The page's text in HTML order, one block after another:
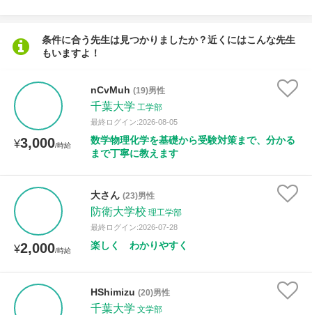
条件に合う先生は見つかりましたか？近くにはこんな先生
もいますよ！
¥3,000/時給
nCvMuh (19)男性
千葉大学 工学部
最終ログイン:2026-08-05
数学物理化学を基礎から受験対策まで、分かる
まで丁寧に教えます
¥2,000/時給
大さん (23)男性
防衛大学校 理工学部
最終ログイン:2026-07-28
楽しく わかりやすく
HShimizu (20)男性
千葉大学 文学部